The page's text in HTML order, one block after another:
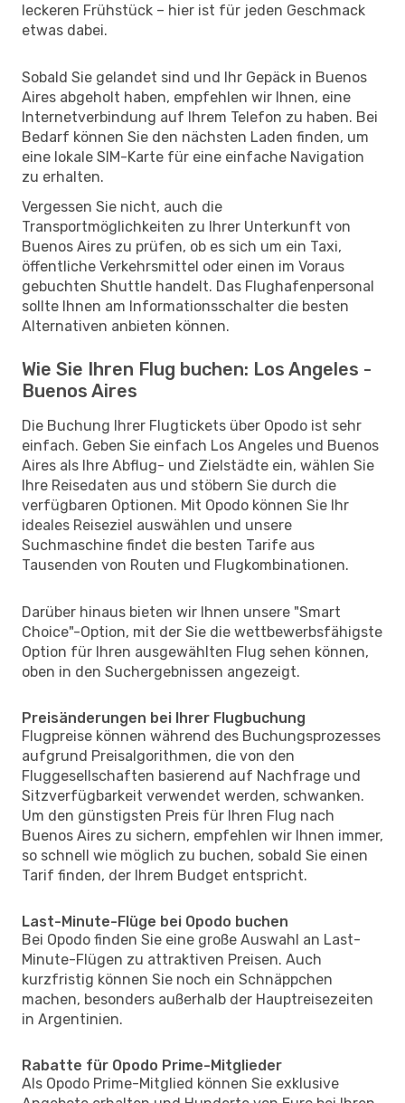
leckeren Frühstück – hier ist für jeden Geschmack
etwas dabei.
Sobald Sie gelandet sind und Ihr Gepäck in Buenos
Aires abgeholt haben, empfehlen wir Ihnen, eine
Internetverbindung auf Ihrem Telefon zu haben. Bei
Bedarf können Sie den nächsten Laden finden, um
eine lokale SIM-Karte für eine einfache Navigation
zu erhalten.
Vergessen Sie nicht, auch die
Transportmöglichkeiten zu Ihrer Unterkunft von
Buenos Aires zu prüfen, ob es sich um ein Taxi,
öffentliche Verkehrsmittel oder einen im Voraus
gebuchten Shuttle handelt. Das Flughafenpersonal
sollte Ihnen am Informationsschalter die besten
Alternativen anbieten können.
Wie Sie Ihren Flug buchen: Los Angeles -
Buenos Aires
Die Buchung Ihrer Flugtickets über Opodo ist sehr
einfach. Geben Sie einfach Los Angeles und Buenos
Aires als Ihre Abflug- und Zielstädte ein, wählen Sie
Ihre Reisedaten aus und stöbern Sie durch die
verfügbaren Optionen. Mit Opodo können Sie Ihr
ideales Reiseziel auswählen und unsere
Suchmaschine findet die besten Tarife aus
Tausenden von Routen und Flugkombinationen.
Darüber hinaus bieten wir Ihnen unsere "Smart
Choice"-Option, mit der Sie die wettbewerbsfähigste
Option für Ihren ausgewählten Flug sehen können,
oben in den Suchergebnissen angezeigt.
Preisänderungen bei Ihrer Flugbuchung
Flugpreise können während des Buchungsprozesses
aufgrund Preisalgorithmen, die von den
Fluggesellschaften basierend auf Nachfrage und
Sitzverfügbarkeit verwendet werden, schwanken.
Um den günstigsten Preis für Ihren Flug nach
Buenos Aires zu sichern, empfehlen wir Ihnen immer,
so schnell wie möglich zu buchen, sobald Sie einen
Tarif finden, der Ihrem Budget entspricht.
Last-Minute-Flüge bei Opodo buchen
Bei Opodo finden Sie eine große Auswahl an Last-
Minute-Flügen zu attraktiven Preisen. Auch
kurzfristig können Sie noch ein Schnäppchen
machen, besonders außerhalb der Hauptreisezeiten
in Argentinien.
Rabatte für Opodo Prime-Mitglieder
Als Opodo Prime-Mitglied können Sie exklusive